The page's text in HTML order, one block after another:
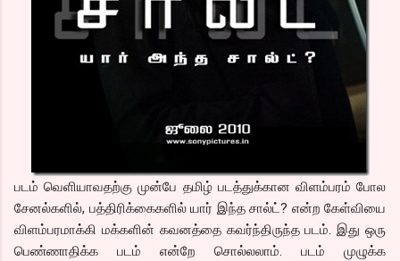
படம் வெளியாவதற்கு முன்பே தமிழ் படத்துக்கான விளம்பரம் போல
சேனல்களில், பத்திரிக்கைகளில் யார் இந்த சால்ட்? என்ற கேள்வியை
விளம்பரமாக்கி மக்களின் கவனத்தை கவர்ந்திருந்த படம். இது ஒரு
பெண்ணாதிக்க படம் என்றே சொல்லலாம். படம் முழுக்க